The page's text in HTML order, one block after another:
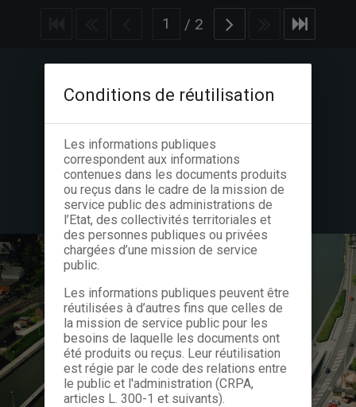
/ 2
Conditions de réutilisation
Les informations publiques
correspondent aux informations
contenues dans les documents produits
ou reçus dans le cadre de la mission de
service public des administrations de
l’Etat, des collectivités territoriales et
des personnes publiques ou privées
chargées d’une mission de service
public.
Les informations publiques peuvent être
réutilisées à d’autres fins que celles de
la mission de service public pour les
besoins de laquelle les documents ont
été produits ou reçus. Leur réutilisation
est régie par le code des relations entre
le public et l'administration (CRPA,
articles L. 300-1 et suivants).